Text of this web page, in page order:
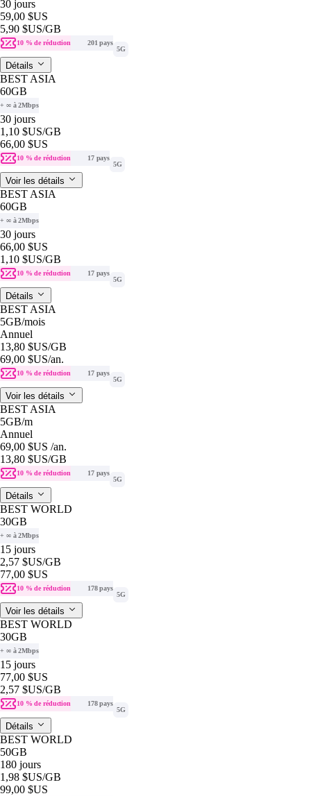
30 jours
59,00 $US
5,90 $US/GB
10 % de réduction
201 pays
5G
Détails
BEST ASIA
60GB
+ ∞ à 2Mbps
30 jours
1,10 $US/GB
66,00 $US
10 % de réduction
17 pays
5G
Voir les détails
BEST ASIA
60GB
+ ∞ à 2Mbps
30 jours
66,00 $US
1,10 $US/GB
10 % de réduction
17 pays
5G
Détails
BEST ASIA
5GB/mois
Annuel
13,80 $US/GB
69,00 $US/an.
10 % de réduction
17 pays
5G
Voir les détails
BEST ASIA
5GB/m
Annuel
69,00 $US /an.
13,80 $US/GB
10 % de réduction
17 pays
5G
Détails
BEST WORLD
30GB
+ ∞ à 2Mbps
15 jours
2,57 $US/GB
77,00 $US
10 % de réduction
178 pays
5G
Voir les détails
BEST WORLD
30GB
+ ∞ à 2Mbps
15 jours
77,00 $US
2,57 $US/GB
10 % de réduction
178 pays
5G
Détails
BEST WORLD
50GB
180 jours
1,98 $US/GB
99,00 $US